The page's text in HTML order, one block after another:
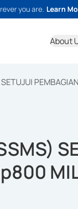
you are. Learn
About